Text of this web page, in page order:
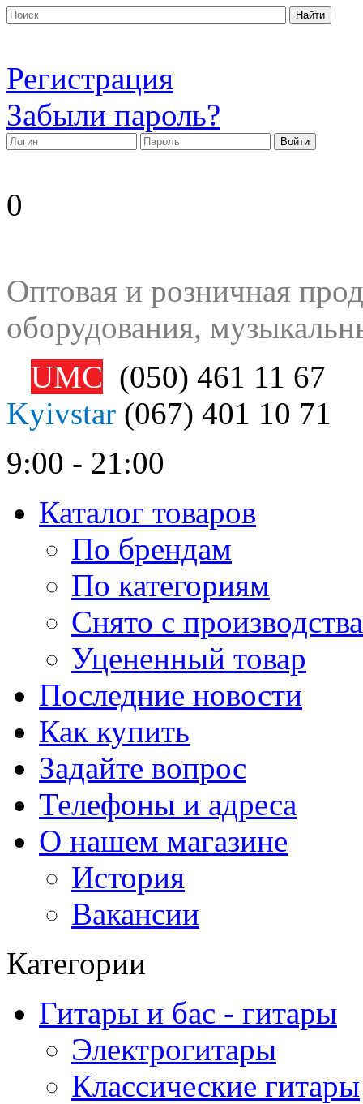
Регистрация
Забыли пароль?
0
Оптовая и розничная
оборудования,
UMC (050) 461 11 67
Kyivstar (067) 401 10 71
9:00 - 21:00
Каталог товаров
По брендам
По категориям
Снято с производства
Уцененный товар
Последние новости
Как купить
Задайте вопрос
Телефоны и адреса
О нашем магазине
История
Вакансии
Категории
Гитары и бас - гитары
Электрогитары
Классические гитары